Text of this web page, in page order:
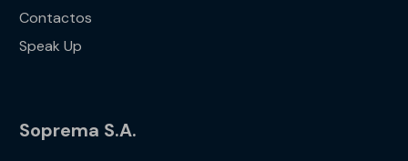
Contactos
Speak Up
Soprema S.A.